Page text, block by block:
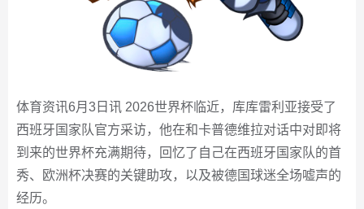
体育资讯6月3日讯 2026世界杯临近，库库雷利亚接受了
西班牙国家队官方采访，他在和卡普德维拉对话中对即将
到来的世界杯充满期待，回忆了自己在西班牙国家队的首
秀、欧洲杯决赛的关键助攻，以及被德国球迷全场嘘声的
经历。